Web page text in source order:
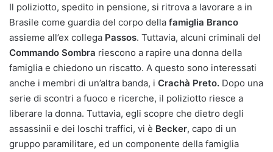
Il poliziotto, spedito in pensione, si ritrova a lavorare a in
Brasile come guardia del corpo della famiglia Branco
assieme all’ex collega Passos. Tuttavia, alcuni criminali del
Commando Sombra riescono a rapire una donna della
famiglia e chiedono un riscatto. A questo sono interessati
anche i membri di un’altra banda, i Crachà Preto. Dopo una
serie di scontri a fuoco e ricerche, il poliziotto riesce a
liberare la donna. Tuttavia, egli scopre che dietro degli
assassinii e dei loschi traffici, vi è Becker, capo di un
gruppo paramilitare, ed un componente della famiglia